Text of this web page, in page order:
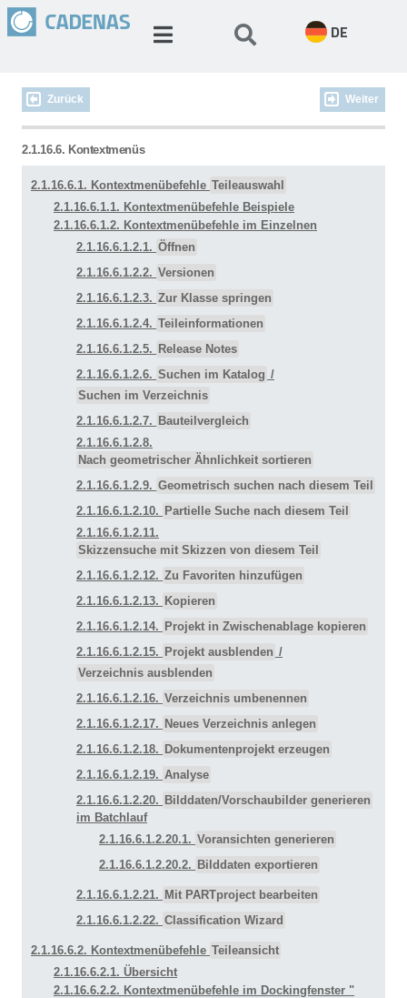
DE
Zurück Weiter
2.1.16.6. Kontextmenüs
2.1.16.6.1. Kontextmenübefehle Teileauswahl
2.1.16.6.1.1. Kontextmenübefehle Beispiele
2.1.16.6.1.2. Kontextmenübefehle im Einzelnen
2.1.16.6.1.2.1. Öffnen
2.1.16.6.1.2.2. Versionen
2.1.16.6.1.2.3. Zur Klasse springen
2.1.16.6.1.2.4. Teileinformationen
2.1.16.6.1.2.5. Release Notes
2.1.16.6.1.2.6. Suchen im Katalog /
Suchen im Verzeichnis
2.1.16.6.1.2.7. Bauteilvergleich
2.1.16.6.1.2.8.
Nach geometrischer Ähnlichkeit sortieren
2.1.16.6.1.2.9. Geometrisch suchen nach diesem Teil
2.1.16.6.1.2.10. Partielle Suche nach diesem Teil
2.1.16.6.1.2.11.
Skizzensuche mit Skizzen von diesem Teil
2.1.16.6.1.2.12. Zu Favoriten hinzufügen
2.1.16.6.1.2.13. Kopieren
2.1.16.6.1.2.14. Projekt in Zwischenablage kopieren
2.1.16.6.1.2.15. Projekt ausblenden /
Verzeichnis ausblenden
2.1.16.6.1.2.16. Verzeichnis umbenennen
2.1.16.6.1.2.17. Neues Verzeichnis anlegen
2.1.16.6.1.2.18. Dokumentenprojekt erzeugen
2.1.16.6.1.2.19. Analyse
2.1.16.6.1.2.20. Bilddaten/Vorschaubilder generieren
im Batchlauf
2.1.16.6.1.2.20.1. Voransichten generieren
2.1.16.6.1.2.20.2. Bilddaten exportieren
2.1.16.6.1.2.21. Mit PARTproject bearbeiten
2.1.16.6.1.2.22. Classification Wizard
2.1.16.6.2. Kontextmenübefehle Teileansicht
2.1.16.6.2.1. Übersicht
2.1.16.6.2.2. Kontextmenübefehle im Dockingfenster "